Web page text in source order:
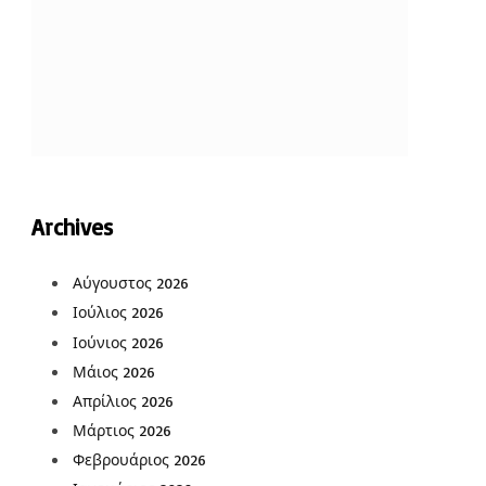
Archives
Αύγουστος 2026
Ιούλιος 2026
Ιούνιος 2026
Μάιος 2026
Απρίλιος 2026
Μάρτιος 2026
Φεβρουάριος 2026